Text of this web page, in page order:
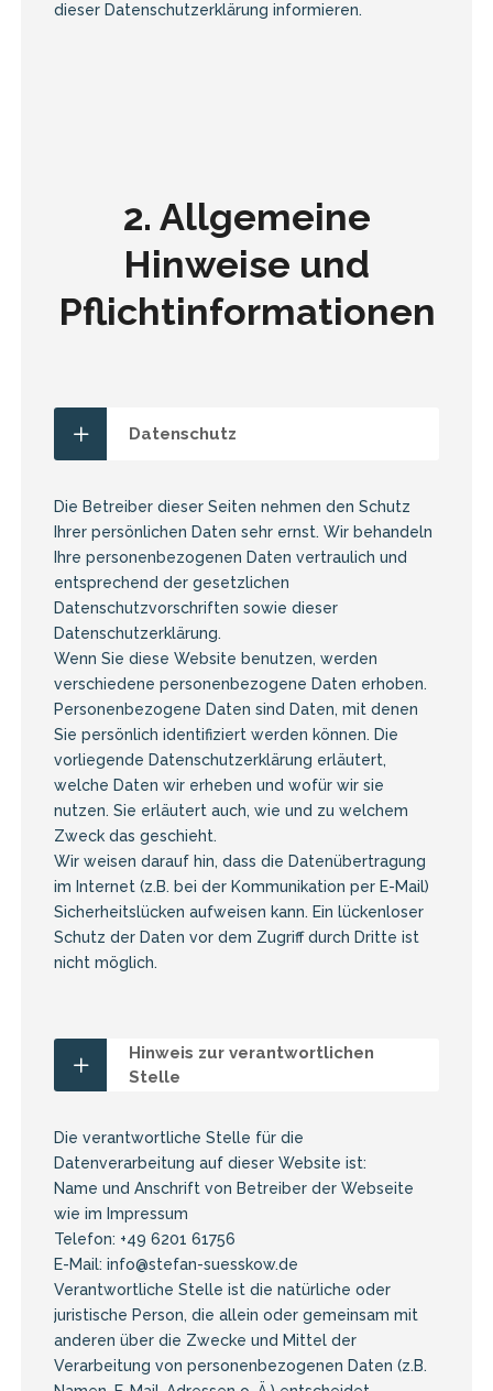
dieser Datenschutzerklärung informieren.
2. Allgemeine
Hinweise und
Pflichtinformationen
Datenschutz
Die Betreiber dieser Seiten nehmen den Schutz
Ihrer persönlichen Daten sehr ernst. Wir behandeln
Ihre personenbezogenen Daten vertraulich und
entsprechend der gesetzlichen
Datenschutzvorschriften sowie dieser
Datenschutzerklärung.
Wenn Sie diese Website benutzen, werden
verschiedene personenbezogene Daten erhoben.
Personenbezogene Daten sind Daten, mit denen
Sie persönlich identifiziert werden können. Die
vorliegende Datenschutzerklärung erläutert,
welche Daten wir erheben und wofür wir sie
nutzen. Sie erläutert auch, wie und zu welchem
Zweck das geschieht.
Wir weisen darauf hin, dass die Datenübertragung
im Internet (z.B. bei der Kommunikation per E-Mail)
Sicherheitslücken aufweisen kann. Ein lückenloser
Schutz der Daten vor dem Zugriff durch Dritte ist
nicht möglich.
Hinweis zur verantwortlichen
Stelle
Die verantwortliche Stelle für die
Datenverarbeitung auf dieser Website ist:
Name und Anschrift von Betreiber der Webseite
wie im Impressum
Telefon: +49 6201 61756
E-Mail: info@stefan-suesskow.de
Verantwortliche Stelle ist die natürliche oder
juristische Person, die allein oder gemeinsam mit
anderen über die Zwecke und Mittel der
Verarbeitung von personenbezogenen Daten (z.B.